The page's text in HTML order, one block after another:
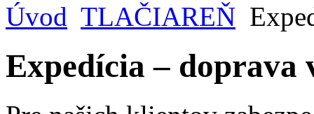
Úvod TLAČIAREŇ
Expedícia – doprava